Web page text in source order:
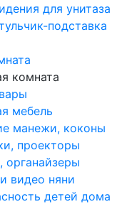
для унитаза
подставка
комната
мебель
манежи, коконы
проекторы
органайзеры
видео няни
детей дома